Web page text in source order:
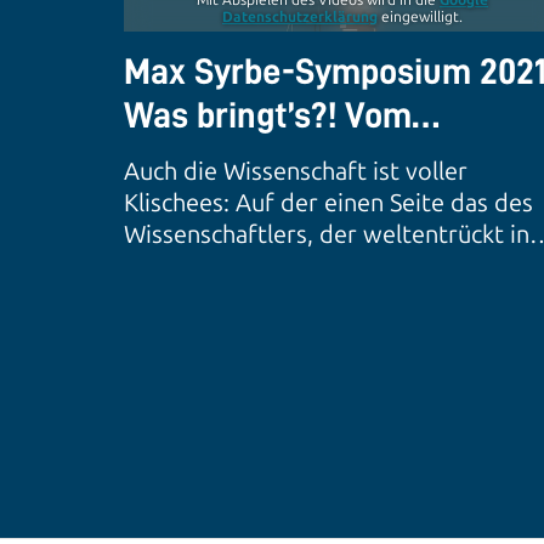
Datenschutzerklärung eingewilligt.
Max Syrbe-Symposium
Was bringt’s?! Vom
Nutzwert der Wissenschaft
Auch die Wissenschaft ist voller
Klischees: Auf der einen Seite das des
Wissenschaftlers, der weltentrückt in